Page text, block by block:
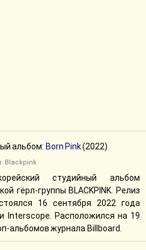
альбом: Born Pink(2022)
Blackpink
студийный альбом
гёрл-группы BLACKPINK. Релиз
16 сентября 2022 года
Interscope. Расположился на 19
альбомов журнала Billboard.